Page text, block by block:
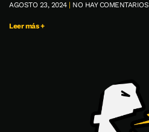
AGOSTO 23, 2024 NO HAY COMENTARIOS
Leer más +